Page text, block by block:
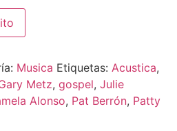
Musica Etiquetas: Acustica,
Metz, gospel, Julie
Alonso, Pat Berrón, Patty